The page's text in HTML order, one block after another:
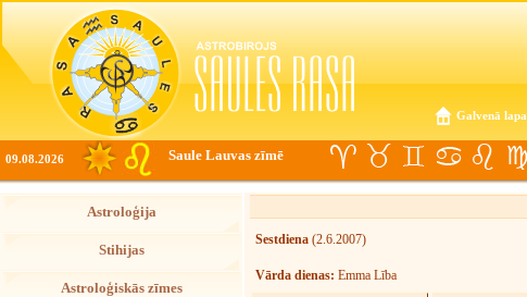
Galvenā lapa
09.08.2026 Saule Lauvas zīmē
Astroloģija
Stihijas
Astroloģiskās zīmes
Sestdiena (2.6.2007)
Vārda dienas: Emma Lība